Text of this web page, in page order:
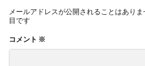
メールアドレスが公開されることはありま
目です
コメント ※